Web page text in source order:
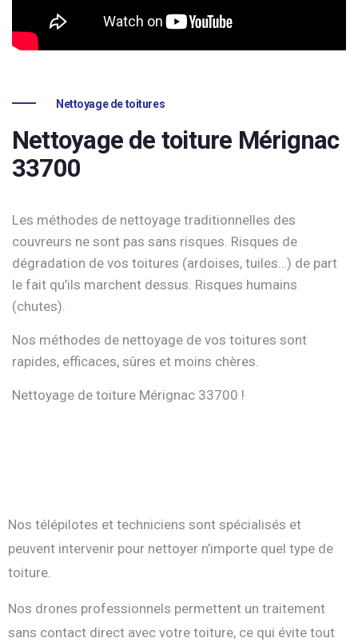
Nettoyage de toitures
Nettoyage de toiture Mérignac
33700
Les méthodes de nettoyage traditionnelles des
couvreurs ne sont pas sans risques. Risques de
dégradation de vos toitures (ardoises, tuiles…) de part
le fait qu’ils marchent dessus. Risques humains
(chutes).
Nos méthodes de nettoyage de vos toitures sont
rapides, efficaces, sûres et moins chères.
Nettoyage de toiture Mérignac 33700 !
Nos télépilotes et techniciens sont spécialisés et
peuvent intervenir pour nettoyer n’importe quel type de
toiture.
Nos drones professionnels permettent un traitement
sans contact direct avec votre toiture, ce qui évite tout